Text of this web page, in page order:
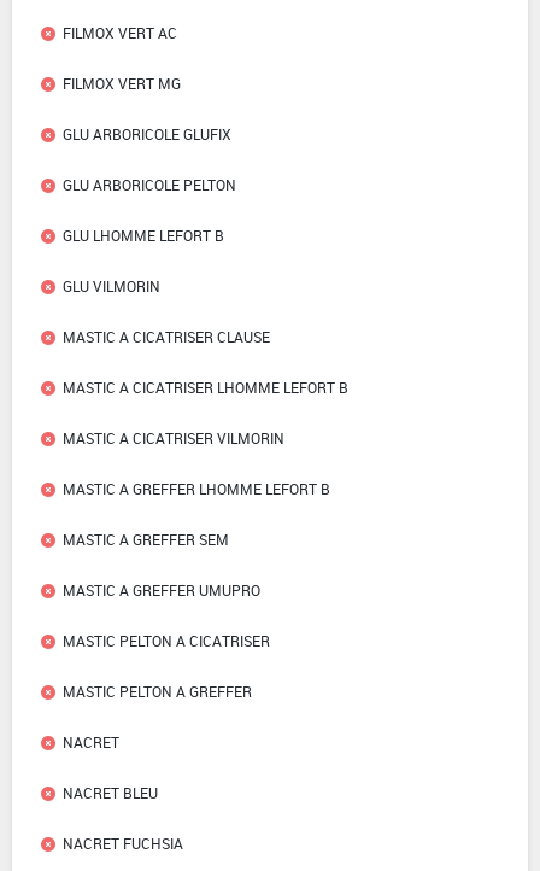
FILMOX VERT AC
FILMOX VERT MG
GLU ARBORICOLE GLUFIX
GLU ARBORICOLE PELTON
GLU LHOMME LEFORT B
GLU VILMORIN
MASTIC A CICATRISER CLAUSE
MASTIC A CICATRISER LHOMME LEFORT B
MASTIC A CICATRISER VILMORIN
MASTIC A GREFFER LHOMME LEFORT B
MASTIC A GREFFER SEM
MASTIC A GREFFER UMUPRO
MASTIC PELTON A CICATRISER
MASTIC PELTON A GREFFER
NACRET
NACRET BLEU
NACRET FUCHSIA